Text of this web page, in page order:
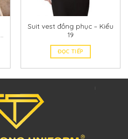
Suit vest đồng phục – Kiểu
19
ĐỌC TIẾP